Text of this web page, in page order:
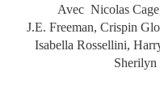
Avec Nicolas
J.E. Freeman, Crispin
Isabella Rossellini,
Sherilyn